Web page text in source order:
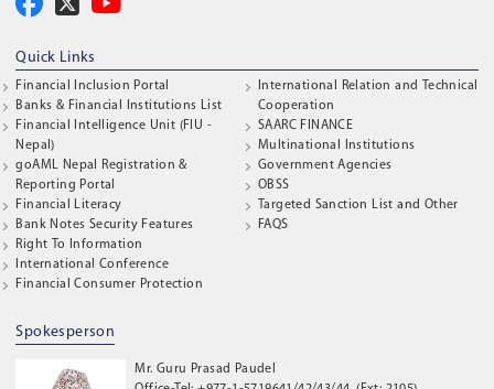
Quick Links
Financial Inclusion Portal
Banks & Financial Institutions List
Financial Intelligence Unit (FIU -
Nepal)
goAML Nepal Registration &
Reporting Portal
Financial Literacy
Bank Notes Security Features
Right To Information
International Conference
Financial Consumer Protection
International Relation and Technical
Cooperation
SAARC FINANCE
Multinational Institutions
Government Agencies
OBSS
Targeted Sanction List and Other
FAQS
Spokesperson
Mr. Guru Prasad Paudel